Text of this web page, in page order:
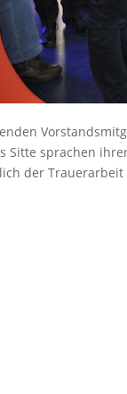
Sitte sprachen
der